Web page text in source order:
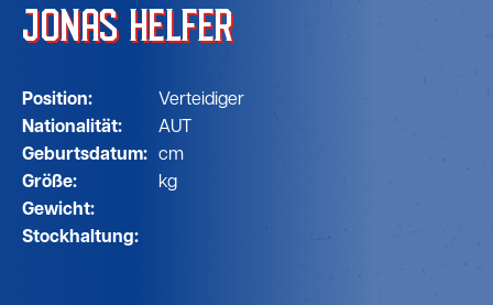
Position:
Nationalität:
Geburtsdatum:
Größe:
Gewicht:
Stockhaltung:
Verteidiger
AUT
cm
kg
JONAS HELFER